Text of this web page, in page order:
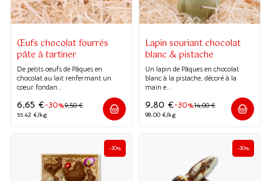
Œufs chocolat fourrés
pâte à tartiner
De petits œufs de Pâques en
chocolat au lait renfermant un
cœur fondan...
-30%9,50€
6,65 €
55.42 €/kg
Lapin souriant chocolat
blanc & pistache
Un lapin de Pâques en chocolat
blanc à la pistache, décoré à la
main e...
-30%14,00€
9,80 €
98.00 €/kg
-30% -30%